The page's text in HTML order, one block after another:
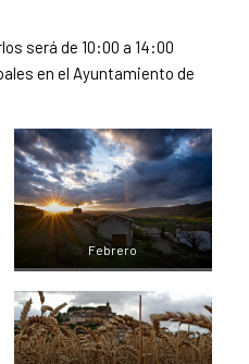
será de 10:00 a 14:00
en el Ayuntamiento de
Febrero